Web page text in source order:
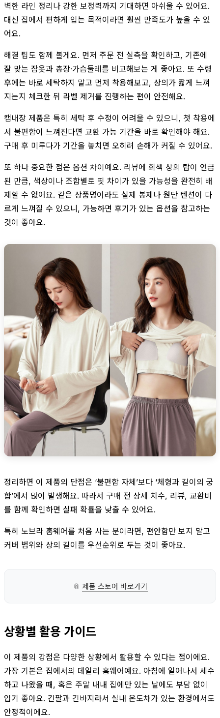
벽한 라인 정리나 강한 보정력까지 기대하면 아쉬울 수 있어요.
대신 집에서 편하게 입는 목적이라면 훨씬 만족도가 높을 수 있
어요.
해결 팁도 함께 볼게요. 먼저 주문 전 실측을 확인하고, 기존에
잘 맞는 잠옷과 총장·가슴둘레를 비교해보는 게 좋아요. 또 수령
후에는 바로 세탁하지 말고 먼저 착용해보고, 상의가 짧게 느껴
지는지 체크한 뒤 라벨 제거를 진행하는 편이 안전해요.
캡내장 제품은 특히 세탁 후 수정이 어려울 수 있으니, 첫 착용에
서 불편함이 느껴진다면 교환 가능 기간을 바로 확인해야 해요.
구매 후 미루다가 기간을 놓치면 오히려 손해가 커질 수 있어요.
또 하나 중요한 점은 옵션 차이예요. 리뷰에 회색 상의 탑이 언급
된 만큼, 색상이나 조합별로 핏 차이가 있을 가능성을 완전히 배
제할 수 없어요. 같은 상품명이라도 실제 봉제나 원단 텐션이 다
르게 느껴질 수 있으니, 가능하면 후기가 있는 옵션을 참고하는
것이 좋아요.
정리하면 이 제품의 단점은 ‘불편함 자체’보다 ‘체형과 길이의 궁
합’에서 많이 발생해요. 따라서 구매 전 상세 치수, 리뷰, 교환비
를 함께 확인하면 실패 확률을 낮출 수 있어요.
특히 노브라 홈웨어를 처음 사는 분이라면, 편안함만 보지 말고
커버 범위와 상의 길이를 우선순위로 두는 것이 좋아요.
📎 제품 스토어 바로가기
상황별 활용 가이드
이 제품의 강점은 다양한 상황에서 활용할 수 있다는 점이에요.
가장 기본은 집에서의 데일리 홈웨어예요. 아침에 일어나서 세수
하고 나왔을 때, 혹은 주말 내내 집에만 있는 날에도 부담 없이
입기 좋아요. 긴팔과 긴바지라서 실내 온도차가 있는 환경에서도
안정적이에요.